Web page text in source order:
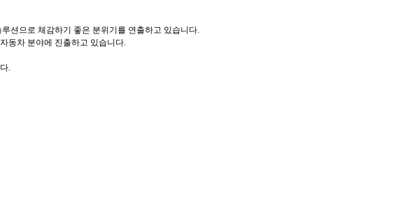
션으로 체감하기 좋은 분위기를 연출하고 있습니다.
동차 분야에 진출하고 있습니다.
.